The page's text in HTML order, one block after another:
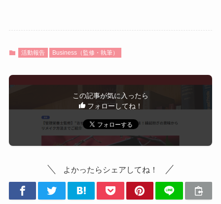
活動報告 Business（監修・執筆）
この記事が気に入ったら
フォローしてね！
よかったらシェアしてね！